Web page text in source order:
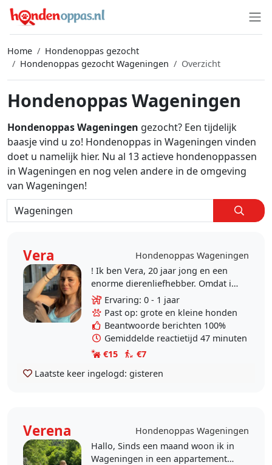
Home
Hondenoppas gezocht
Hondenoppas gezocht Wageningen
Overzicht
Hondenoppas Wageningen
Hondenoppas Wageningen gezocht? Een tijdelijk
baasje vind u zo! Hondenoppas in Wageningen vinden
doet u namelijk hier. Nu al 13 actieve hondenoppassen
in Wageningen en nog velen andere in de omgeving
van Wageningen!
Vera
Hondenoppas Wageningen
! Ik ben Vera, 20 jaar jong en een
enorme dierenliefhebber. Omdat ik
momenteel bewust kies voor een
rustiger tempo en activiteiten die
mij positieve..
Ervaring: 0 - 1 jaar
Past op: grote en kleine honden
Beantwoorde berichten 100%
Gemiddelde reactietijd 47 minuten
€15
€7
Laatste keer ingelogd: gisteren
Verena
Hondenoppas Wageningen
Hallo, Sinds een maand woon ik in
Wageningen in een appartement